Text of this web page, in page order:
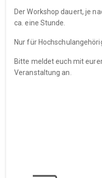
Der Workshop dauert, je
ca. eine Stunde.
Nur für
Bitte meldet euch mit
Veranstaltung an.